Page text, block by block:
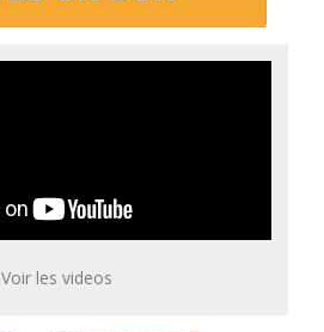
Voir les videos